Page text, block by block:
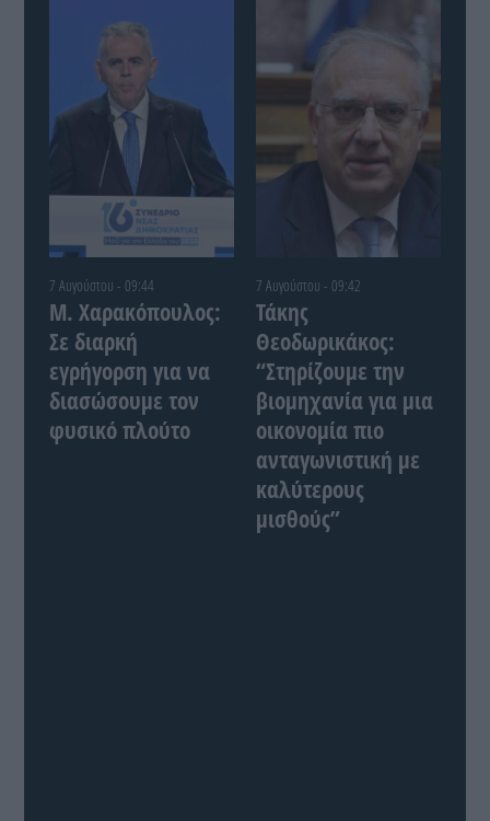
7 Αυγούστου - 09:44
Μ. Χαρακόπουλος:
Σε διαρκή
εγρήγορση για να
διασώσουμε τον
φυσικό πλούτο
7 Αυγούστου - 09:42
Τάκης
Θεοδωρικάκος:
“Στηρίζουμε την
βιομηχανία για μια
οικονομία πιο
ανταγωνιστική με
καλύτερους
μισθούς”